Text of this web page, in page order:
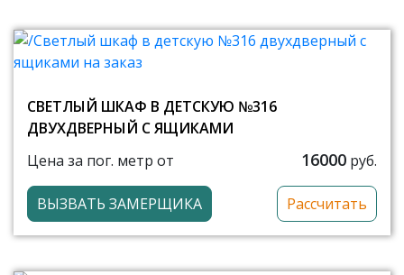
СВЕТЛЫЙ ШКАФ В ДЕТСКУЮ №316
ДВУХДВЕРНЫЙ С ЯЩИКАМИ
Цена за пог. метр от
16000 руб.
ВЫЗВАТЬ ЗАМЕРЩИКА Рассчитать